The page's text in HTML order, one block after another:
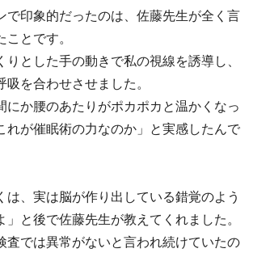
で印象的だったのは、佐藤先生が全く言
とです。
りとした手の動きで私の視線を誘導し、
を合わせさせました。
にか腰のあたりがポカポカと温かくなっ
れが催眠術の力なのか」と実感したんで
は、実は脳が作り出している錯覚のよう
」と後で佐藤先生が教えてくれました。
査では異常がないと言われ続けていたの